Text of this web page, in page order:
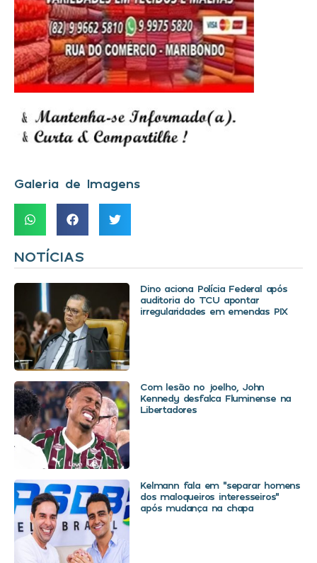
Galeria de Imagens
NOTÍCIAS
Dino aciona Polícia Federal após
auditoria do TCU apontar
irregularidades em emendas PIX
Com lesão no joelho, John
Kennedy desfalca Fluminense na
Libertadores
Kelmann fala em “separar homens
dos maloqueiros interesseiros”
após mudança na chapa